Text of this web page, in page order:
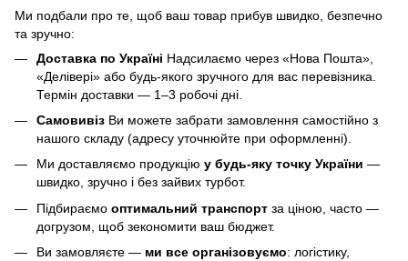
Ми подбали про те, щоб ваш товар прибув швидко, безпечно
та зручно:
Доставка по Україні Надсилаємо через «Нова Пошта»,
«Делівері» або будь-якого зручного для вас перевізника.
Термін доставки — 1–3 робочі дні.
Самовивіз Ви можете забрати замовлення самостійно з
нашого складу (адресу уточнюйте при оформленні).
Ми доставляємо продукцію у будь-яку точку України —
швидко, зручно і без зайвих турбот.
Підбираємо оптимальний транспорт за ціною, часто —
догрузом, щоб зекономити ваш бюджет.
Ви замовляєте — ми все організовуємо: логістику,